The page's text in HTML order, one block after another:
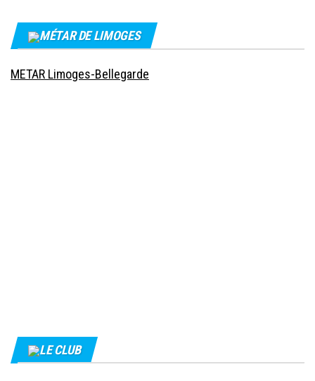
MÉTAR DE LIMOGES
METAR Limoges-Bellegarde
LE CLUB